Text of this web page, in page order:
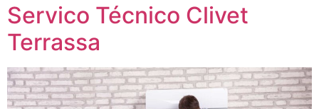
Servico Técnico Clivet
Terrassa